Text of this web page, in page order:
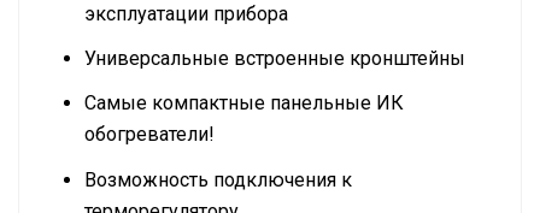
эксплуатации прибора
Универсальные встроенные кронштейны
Самые компактные панельные ИК
обогреватели!
Возможность подключения к